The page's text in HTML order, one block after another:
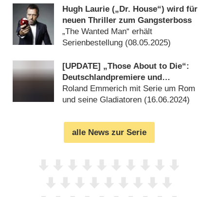
Hugh Laurie („Dr. House“) wird für
neuen Thriller zum Gangsterboss
„The Wanted Man“ erhält
Serienbestellung (08.05.2025)
[UPDATE] „Those About to Die“:
Deutschlandpremiere und
imposanter Trailer zum Historien-
Spektakel mit Anthony Hopkins
Roland Emmerich mit Serie um Rom
und seine Gladiatoren (16.06.2024)
alle News zur Serie